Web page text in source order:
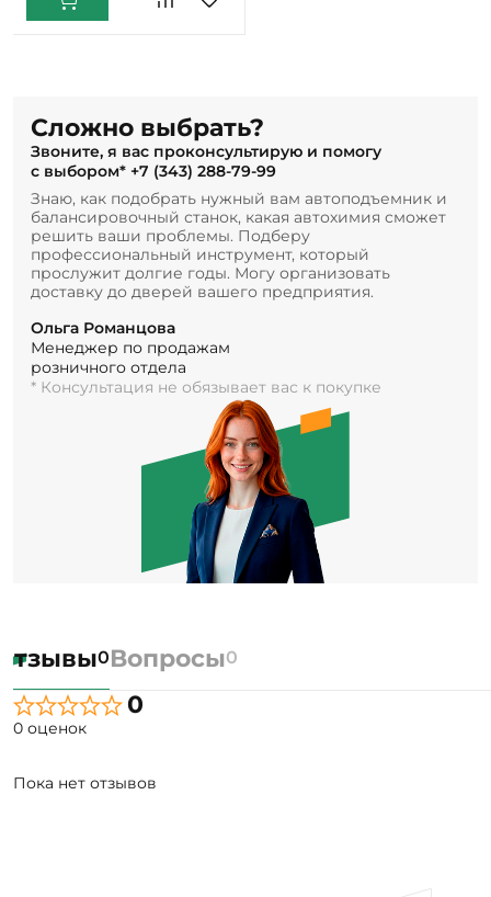
Сложно выбрать?
Звоните, я вас проконсультирую и помогу
с выбором* +7 (343) 288-79-99
Знаю, как подобрать нужный вам автоподъемник и
балансировочный станок, какая автохимия сможет
решить ваши проблемы. Подберу
профессиональный инструмент, который
прослужит долгие годы. Могу организовать
доставку до дверей вашего предприятия.
Ольга Романцова
Менеджер по продажам
розничного отдела
* Консультация не обязывает вас к покупке
0Вопросы0
0
0 оценок
Пока нет отзывов